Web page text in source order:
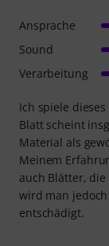
Ich spiele
Blatt scheint
Material als
Meinem
auch Blätter,
wird man
entschädigt.
Ansprache
Sound
Verarbeitung